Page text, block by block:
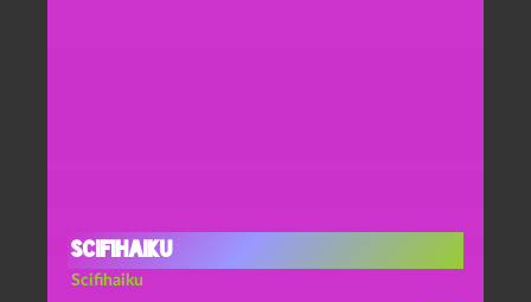
Scifihaiku
Scifihaiku